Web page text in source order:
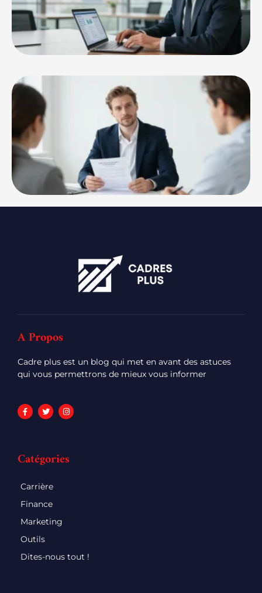
A Propos
Cadre plus est un blog qui met en avant des astuces
qui vous permettrons de mieux vous informer
Catégories
Carrière
Finance
Marketing
Outils
Dites-nous tout !